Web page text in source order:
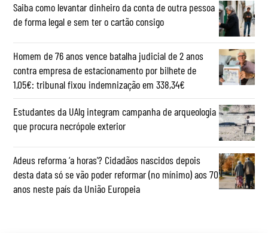
Saiba como levantar dinheiro da conta de outra pessoa
de forma legal e sem ter o cartão consigo
Homem de 76 anos vence batalha judicial de 2 anos
contra empresa de estacionamento por bilhete de
1,05€: tribunal fixou indemnização em 338,34€
Estudantes da UAlg integram campanha de arqueologia
que procura necrópole exterior
Adeus reforma ‘a horas’? Cidadãos nascidos depois
desta data só se vão poder reformar (no mínimo) aos 70
anos neste país da União Europeia